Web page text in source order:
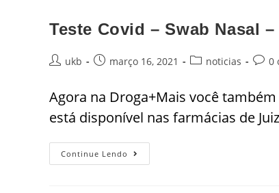
Teste Covid – Swab Nasal
ukb março 16, 2021 noticias 0
Agora na Droga+Mais você
está disponível nas farmácias de
Continue Lendo